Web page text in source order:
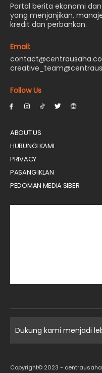
Portal berita ekonomi
yang menjanjikan,
kredit dan perbankan.
Email:
Follow Us
ABOUT US
HUBUNGI KAMI
PRIVACY
PASANG IKLAN
PEDOMAN MEDIA SIBER
Dukung kami menjadi
Copyright© 2023 -